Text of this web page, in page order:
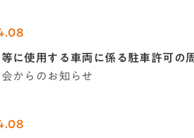
に使用する車両に係る駐車許可の
からのお知らせ